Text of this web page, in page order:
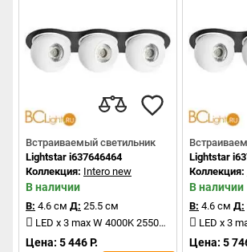
Встраиваемый светильник
Lightstar i637646464
Коллекция: Intero new
В наличии
В: 4.6 см Д: 25.5 см
LED x 3 max W 4000K 2550Lm
Цена: 5 446 Р.
Lightstar
Коллекция:
В наличии
В: 4.6 см Д:
LED x 3
Цена: 5